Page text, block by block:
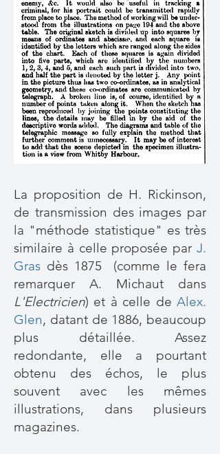
La proposition de H. Rickinson,
de transmission des images par
la "méthode statistique" es très
similaire à celle proposée par J.
Gras dès 1875 (comme le fera
remarquer A. Michaut dans
L'Electricien) et à celle de Alex.
Glen, datant de 1886, beaucoup
plus détaillée. Assez
redondante, elle a pourtant
obtenu des échos, le plus
souvent avec les mêmes
illustrations, dans plusieurs
magazines.